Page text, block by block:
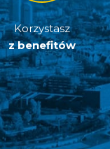
Korzystasz
z benefitów